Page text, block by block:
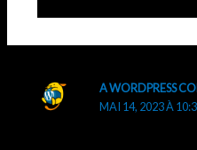
A WORDPRESS
MAI 14, 2023 À